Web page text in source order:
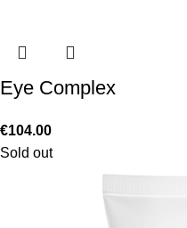
Eye Complex
€104.00
Sold out